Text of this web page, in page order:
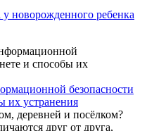
новорожденного ребенка
безопасности
их устранения